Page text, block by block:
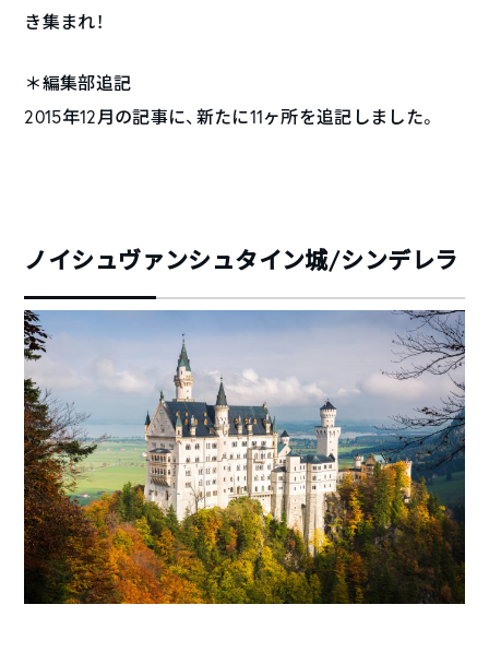
き集まれ！
＊編集部追記
2015年12月の記事に、新たに11ヶ所を追記しました。
ノイシュヴァンシュタイン城/シンデレラ